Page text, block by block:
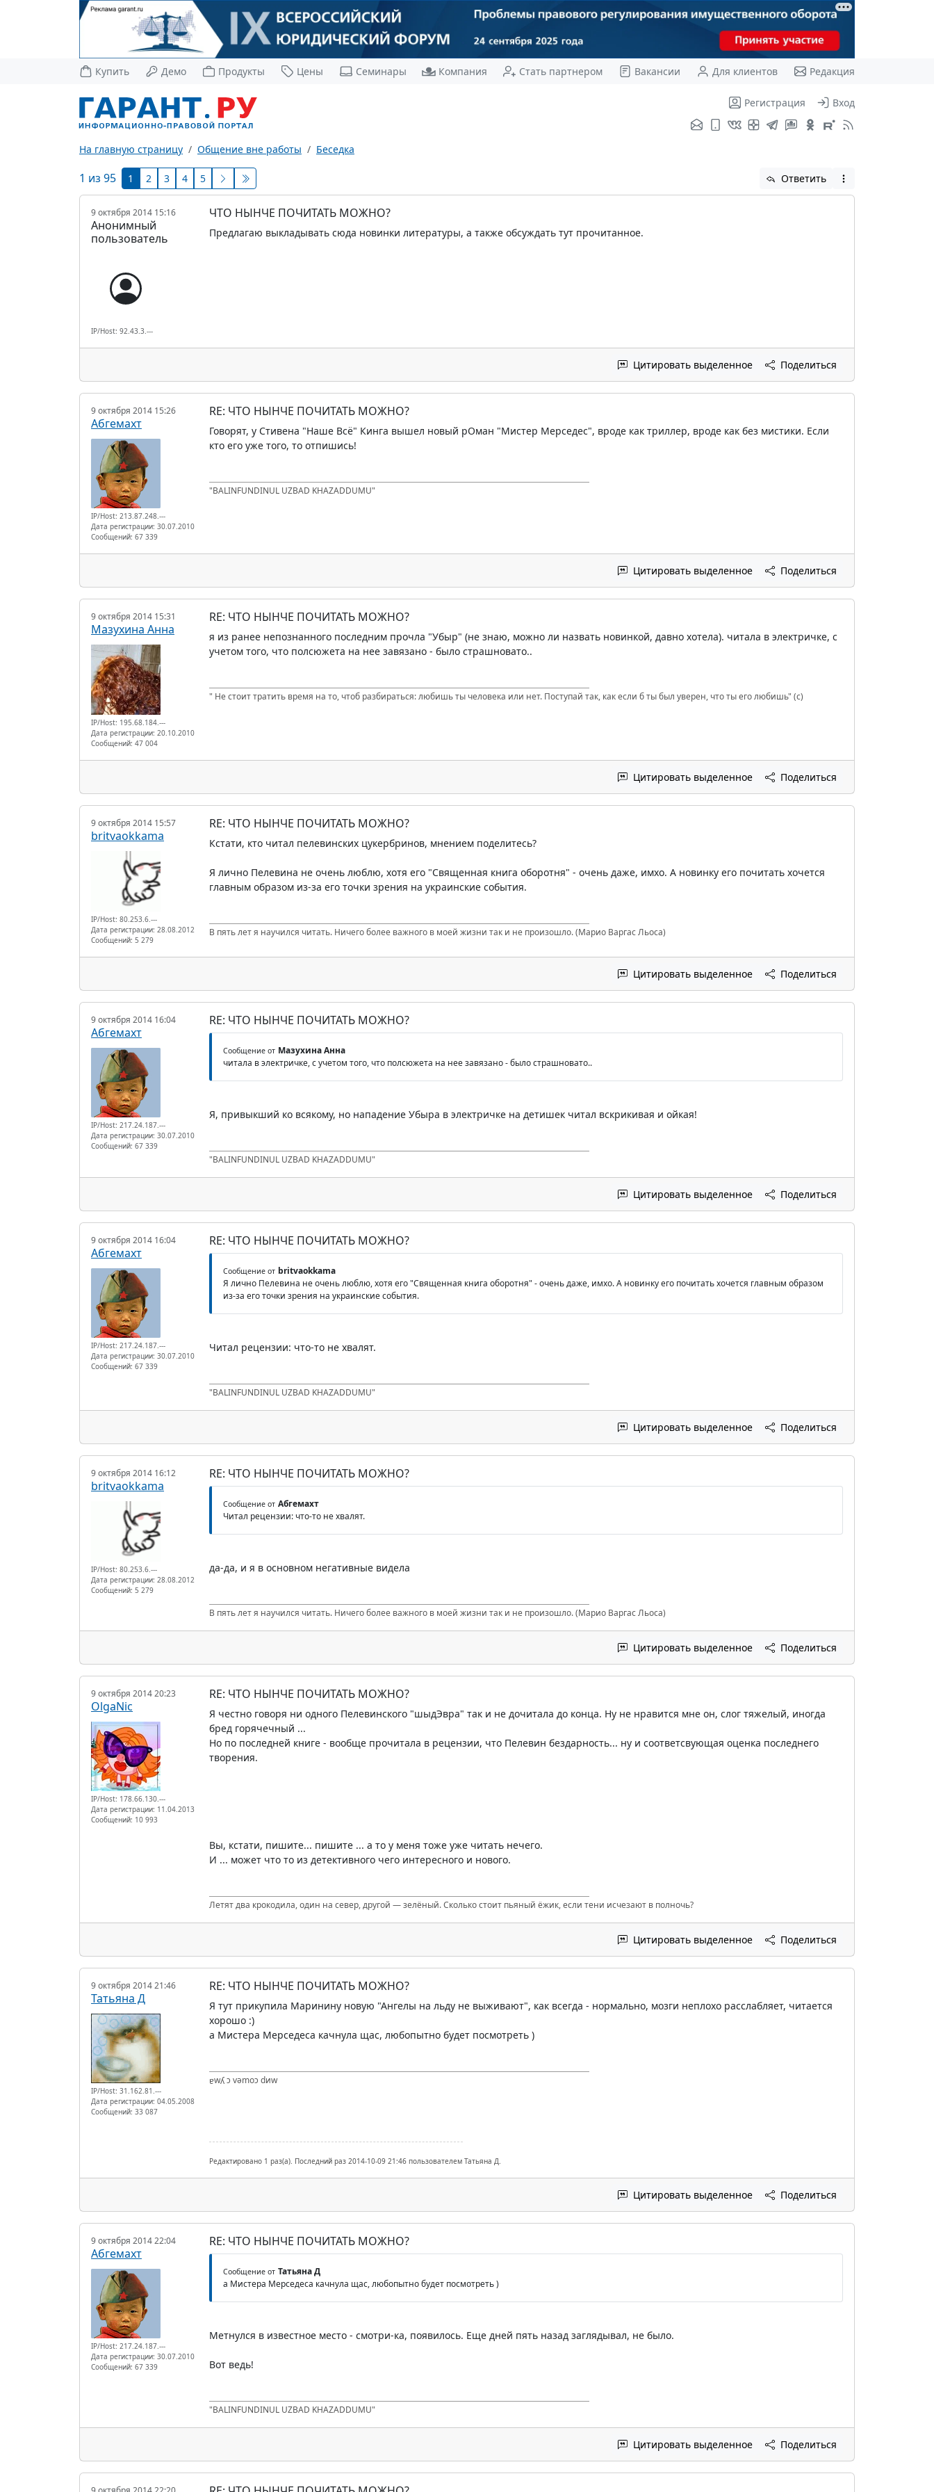
Купить Демо Продукты Цены Семинары Компания Стать партнером Вакансии Для клиентов Редакция
Регистрация Вход
На главную страницу Общение вне работы Беседка
1 из 95 1 2 3 4 5 Ответить
9 октября 2014 15:16
Анонимный
пользователь
IP/Host: 92.43.3.---
ЧТО НЫНЧЕ ПОЧИТАТЬ МОЖНО?
Предлагаю выкладывать сюда новинки литературы, а также обсуждать тут прочитанное.
Цитировать выделенное Поделиться
9 октября 2014 15:26
Абгемахт
IP/Host: 213.87.248.---
Дата регистрации: 30.07.2010
Сообщений: 67 339
RE: ЧТО НЫНЧЕ ПОЧИТАТЬ МОЖНО?
Говорят, у Стивена "Наше Всё" Кинга вышел новый рОман "Мистер Мерседес", вроде как триллер, вроде как без мистики. Если
кто его уже того, то отпишись!
"BALINFUNDINUL UZBAD KHAZADDUMU"
Цитировать выделенное Поделиться
9 октября 2014 15:31
Мазухина Анна
IP/Host: 195.68.184.---
Дата регистрации: 20.10.2010
Сообщений: 47 004
RE: ЧТО НЫНЧЕ ПОЧИТАТЬ МОЖНО?
я из ранее непознанного последним прочла "Убыр" (не знаю, можно ли назвать новинкой, давно хотела). читала в электричке, с
учетом того, что полсюжета на нее завязано - было страшновато..
" Не стоит тратить время на то, чтоб разбираться: любишь ты человека или нет. Поступай так, как если б ты был уверен, что ты его любишь" (с)
Цитировать выделенное Поделиться
9 октября 2014 15:57
britvaokkama
IP/Host: 80.253.6.---
Дата регистрации: 28.08.2012
Сообщений: 5 279
RE: ЧТО НЫНЧЕ ПОЧИТАТЬ МОЖНО?
Кстати, кто читал пелевинских цукербринов, мнением поделитесь?
Я лично Пелевина не очень люблю, хотя его "Священная книга оборотня" - очень даже, имхо. А новинку его почитать хочется
главным образом из-за его точки зрения на украинские события.
В пять лет я научился читать. Ничего более важного в моей жизни так и не произошло. (Марио Варгас Льоса)
Цитировать выделенное Поделиться
9 октября 2014 16:04
Абгемахт
IP/Host: 217.24.187.---
Дата регистрации: 30.07.2010
Сообщений: 67 339
RE: ЧТО НЫНЧЕ ПОЧИТАТЬ МОЖНО?
Сообщение от Мазухина Анна
читала в электричке, с учетом того, что полсюжета на нее завязано - было страшновато..
Я, привыкший ко всякому, но нападение Убыра в электричке на детишек читал вскрикивая и ойкая!
"BALINFUNDINUL UZBAD KHAZADDUMU"
Цитировать выделенное Поделиться
9 октября 2014 16:04
Абгемахт
IP/Host: 217.24.187.---
Дата регистрации: 30.07.2010
Сообщений: 67 339
RE: ЧТО НЫНЧЕ ПОЧИТАТЬ МОЖНО?
Сообщение от britvaokkama
Я лично Пелевина не очень люблю, хотя его "Священная книга оборотня" - очень даже, имхо. А новинку его почитать хочется главным образом
из-за его точки зрения на украинские события.
Читал рецензии: что-то не хвалят.
"BALINFUNDINUL UZBAD KHAZADDUMU"
Цитировать выделенное Поделиться
9 октября 2014 16:12
britvaokkama
IP/Host: 80.253.6.---
Дата регистрации: 28.08.2012
Сообщений: 5 279
RE: ЧТО НЫНЧЕ ПОЧИТАТЬ МОЖНО?
Сообщение от Абгемахт
Читал рецензии: что-то не хвалят.
да-да, и я в основном негативные видела
В пять лет я научился читать. Ничего более важного в моей жизни так и не произошло. (Марио Варгас Льоса)
Цитировать выделенное Поделиться
9 октября 2014 20:23
OlgaNic
IP/Host: 178.66.130.---
Дата регистрации: 11.04.2013
Сообщений: 10 993
RE: ЧТО НЫНЧЕ ПОЧИТАТЬ МОЖНО?
Я честно говоря ни одного Пелевинского "шыдЭвра" так и не дочитала до конца. Ну не нравится мне он, слог тяжелый, иногда
бред горячечный ...
Но по последней книге - вообще прочитала в рецензии, что Пелевин бездарность... ну и соответсвующая оценка последнего
творения.
Вы, кстати, пишите... пишите ... а то у меня тоже уже читать нечего.
И ... может что то из детективного чего интересного и нового.
Летят два крокодила, один на север, другой — зелёный. Сколько стоит пьяный ёжик, если тени исчезают в полночь?
Цитировать выделенное Поделиться
9 октября 2014 21:46
Татьяна Д
IP/Host: 31.162.81.---
Дата регистрации: 04.05.2008
Сообщений: 33 087
RE: ЧТО НЫНЧЕ ПОЧИТАТЬ МОЖНО?
Я тут прикупила Маринину новую "Ангелы на льду не выживают", как всегда - нормально, мозги неплохо расслабляет, читается
хорошо :)
а Мистера Мерседеса качнула щас, любопытно будет посмотреть )
ɐwʎ ɔ vǝmоɔ dиw
Редактировано 1 раз(а). Последний раз 2014-10-09 21:46 пользователем Татьяна Д.
Цитировать выделенное Поделиться
9 октября 2014 22:04
Абгемахт
IP/Host: 217.24.187.---
Дата регистрации: 30.07.2010
Сообщений: 67 339
RE: ЧТО НЫНЧЕ ПОЧИТАТЬ МОЖНО?
Сообщение от Татьяна Д
а Мистера Мерседеса качнула щас, любопытно будет посмотреть )
Метнулся в известное место - смотри-ка, появилось. Еще дней пять назад заглядывал, не было.
Вот ведь!
"BALINFUNDINUL UZBAD KHAZADDUMU"
Цитировать выделенное Поделиться